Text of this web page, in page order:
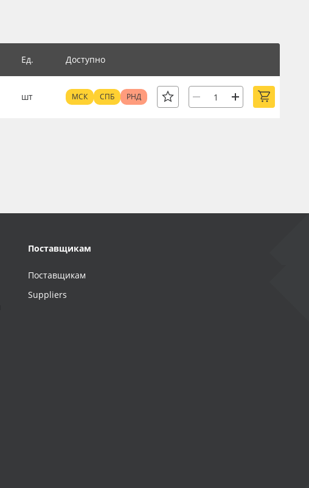
Ед. Доступно
шт МСК СПБ РНД
Поставщикам
Поставщикам
Suppliers